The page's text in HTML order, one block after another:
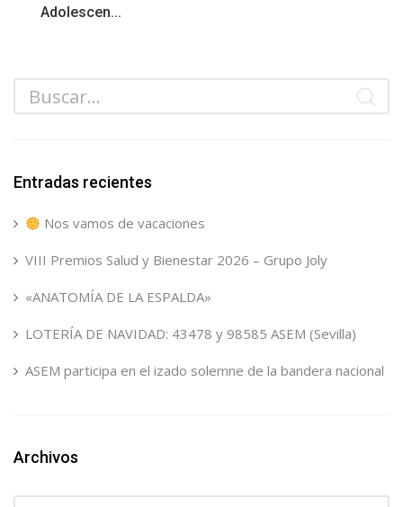
Adolescen...
Entradas recientes
Nos vamos de vacaciones
VIII Premios Salud y Bienestar 2026 – Grupo Joly
«ANATOMÍA DE LA ESPALDA»
LOTERÍA DE NAVIDAD: 43478 y 98585 ASEM (Sevilla)
ASEM participa en el izado solemne de la bandera nacional
Archivos
Archivos